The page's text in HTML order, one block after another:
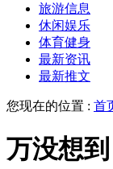
旅游信息
休闲娱乐
体育健身
最新资讯
最新推文
您现在的位置 : 首
万没想